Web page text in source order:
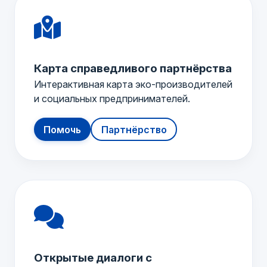
Карта справедливого партнёрства
Интерактивная карта эко-производителей
и социальных предпринимателей.
Помочь Партнёрство
Открытые диалоги с